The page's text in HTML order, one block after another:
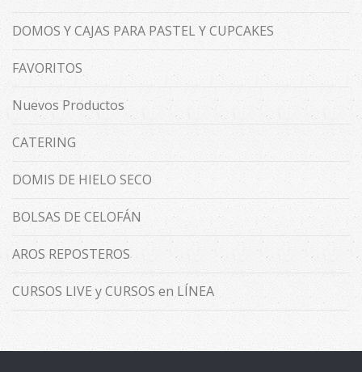
DOMOS Y CAJAS PARA PASTEL Y CUPCAKES
FAVORITOS
Nuevos Productos
CATERING
DOMIS DE HIELO SECO
BOLSAS DE CELOFÁN
AROS REPOSTEROS
CURSOS LIVE y CURSOS en LÍNEA